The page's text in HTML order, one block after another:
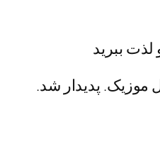
لذت ببرید
موزیک. پدیدار شد.